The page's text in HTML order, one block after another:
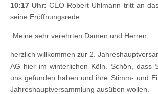
10:17 Uhr:CEO Robert Uhlmann tritt an
seine Eröffnungsrede:
„Meine sehr verehrten Damen und Herren,
herzlich willkommen zur 2.
AG hier im winterlichen Köln. Schön, dass
uns gefunden haben und ihre Stimm- und
Jahreshauptversammlung ausüben wollen.